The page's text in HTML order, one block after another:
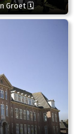
Groet 🗓